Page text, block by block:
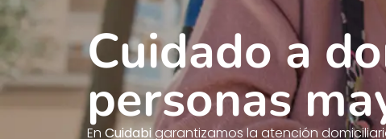
Cuidado a
personas
En Cuidabi garantizamos la atención